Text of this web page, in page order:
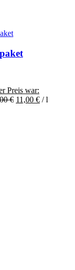
Preis war:
€ 11,00 € /l